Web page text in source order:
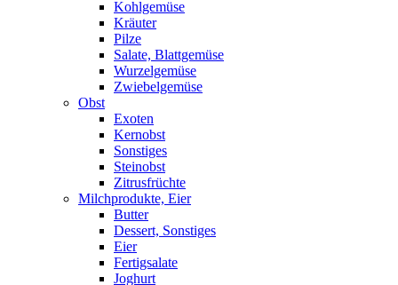
Kohlgemüse
Kräuter
Pilze
Salate, Blattgemüse
Wurzelgemüse
Zwiebelgemüse
Obst
Exoten
Kernobst
Sonstiges
Steinobst
Zitrusfrüchte
Milchprodukte, Eier
Butter
Dessert, Sonstiges
Eier
Fertigsalate
Joghurt